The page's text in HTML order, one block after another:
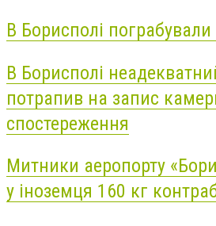
В Борисполі пограбували
В Борисполі
потрапив на запис
спостереження
Митники аеропорту
у іноземця 160 кг